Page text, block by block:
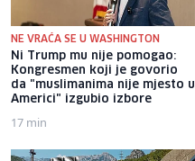
NE VRAĆA SE U WASHINGTON
Ni Trump mu nije pomogao:
Kongresmen koji je govorio
da "muslimanima nije mjesto u
Americi" izgubio izbore
17 min